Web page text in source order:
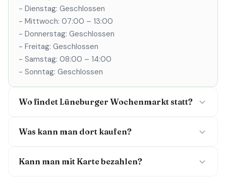
- Dienstag: Geschlossen
- Mittwoch: 07:00 – 13:00
- Donnerstag: Geschlossen
- Freitag: Geschlossen
- Samstag: 08:00 – 14:00
- Sonntag: Geschlossen
Wo findet Lüneburger Wochenmarkt statt?
Was kann man dort kaufen?
Kann man mit Karte bezahlen?